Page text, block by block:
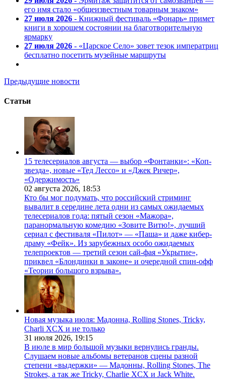
его имя стало «общеизвестным товарным знаком»
27 июля 2026 - Книжный фестиваль «Фонарь» примет
книги в хорошем состоянии на благотворительную
ярмарку
27 июля 2026 - «Царское Село» зовет тезок императриц
бесплатно посетить музейные маршруты
Предыдущие новости
Статьи
15 телесериалов августа — выбор «Фонтанки»: «Коп-
звезда», новые «Тед Лессо» и «Джек Ричер»,
«Одержимость»
02 августа 2026, 18:53
Кто бы мог подумать, что российский стриминг
вывалит в середине лета одни из самых ожидаемых
телесериалов года: пятый сезон «Мажора»,
паранормальную комедию «Зовите Витю!», лучший
сериал с фестиваля «Пилот» — «Паша» и даже кибер-
драму «Фейк». Из зарубежных особо ожидаемых
телепроектов — третий сезон сай-фая «Укрытие»,
приквел «Блондинки в законе» и очередной спин-офф
«Теории большого взрыва».
Новая музыка июля: Мадонна, Rolling Stones, Tricky,
Charli XCX и не только
31 июля 2026, 19:15
В июле в мир большой музыки вернулись гранды.
Слушаем новые альбомы ветеранов сцены разной
степени «выдержки» — Мадонны, Rolling Stones, The
Strokes, а так же Tricky, Charlie XCX и Jack White.